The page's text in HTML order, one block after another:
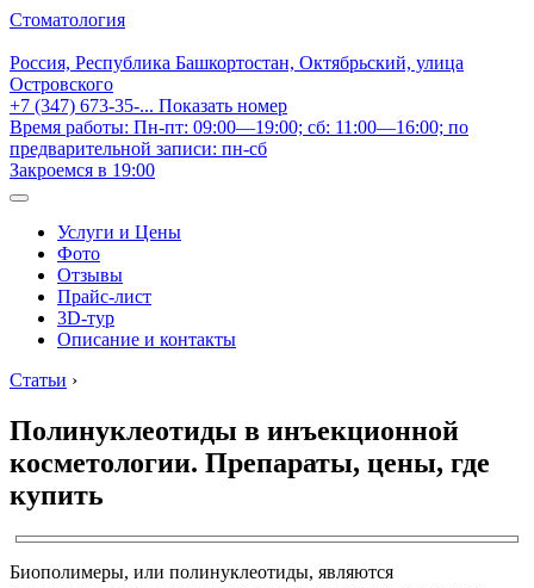
Стоматология
Россия, Республика Башкортостан, Октябрьский, улица
Островского
+7 (347) 673-35-... Показать номер
Время работы: Пн-пт: 09:00—19:00; сб: 11:00—16:00; по
предварительной записи: пн-сб
Закроемся в 19:00
Услуги и Цены
Фото
Отзывы
Прайс-лист
3D-тур
Описание и контакты
Статьи ›
Полинуклеотиды в инъекционной
косметологии. Препараты, цены, где
купить
Биополимеры, или полинуклеотиды, являются